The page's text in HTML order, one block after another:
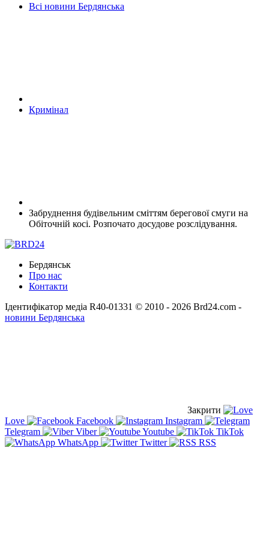
Всі новини Бердянська
Кримінал
Забруднення будівельним сміттям берегової смуги на
Обіточній косі. Розпочато досудове розслідування.
Бердянськ
Про нас
Контакти
Ідентифікатор медіа R40-01331 © 2010 - 2026 Brd24.com -
новини Бердянська
Закрити
Love
Facebook
Instagram
Telegram
Viber Youtube
TikTok
WhatsApp
Twitter RSS